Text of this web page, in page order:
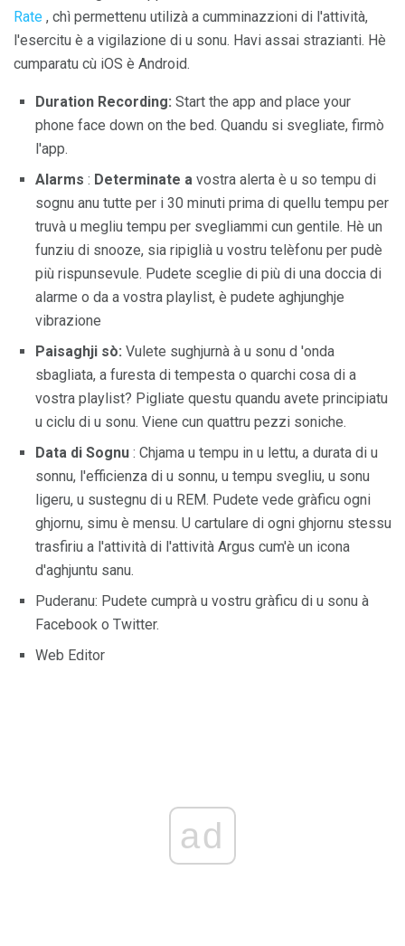
Rate , chì permettenu utilizà a cumminazzioni di l'attività,
l'esercitu è ​​a vigilazione di u sonu. Havi assai strazianti. Hè
cumparatu cù iOS è Android.
Duration Recording: Start the app and place your
phone face down on the bed. Quandu si svegliate, firmò
l'app.
Alarms : Determinate a vostra alerta è u so tempu di
sognu anu tutte per i 30 minuti prima di quellu tempu per
truvà u megliu tempu per svegliammi cun gentile. Hè un
funziu di snooze, sia ripiglià u vostru telèfonu per pudè
più rispunsevule. Pudete sceglie di più di una doccia di
alarme o da a vostra playlist, è pudete aghjunghje
vibrazione
Paisaghji sò: Vulete sughjurnà à u sonu d 'onda
sbagliata, a furesta di tempesta o quarchi cosa di a
vostra playlist? Pigliate questu quandu avete principiatu
u ciclu di u sonu. Viene cun quattru pezzi soniche.
Data di Sognu : Chjama u tempu in u lettu, a durata di u
sonnu, l'efficienza di u sonnu, u tempu svegliu, u sonu
ligeru, u sustegnu di u REM. Pudete vede gràficu ogni
ghjornu, simu è mensu. U cartulare di ogni ghjornu stessu
trasfiriu a l'attività di l'attività Argus cum'è un icona
d'aghjuntu sanu.
Puderanu: Pudete cumprà u vostru gràficu di u sonu à
Facebook o Twitter.
Web Editor
ad